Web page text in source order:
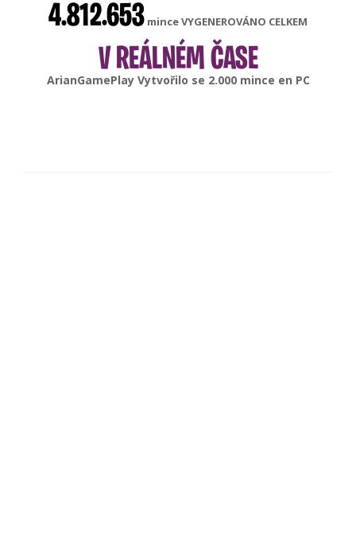
4.812.653 mince VYGENEROVÁNO CELKEM
V REÁLNÉM ČASE
gonsabellaVytvořilo se6.000mince enAndroid